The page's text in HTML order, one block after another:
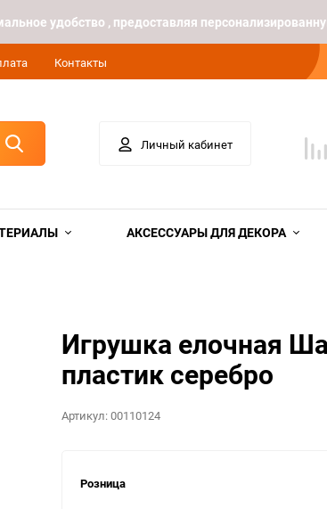
удобство , предоставляя
Контакты
Личный кабинет
АКСЕССУАРЫ ДЛЯ ДЕКОРА
Игрушка елочная
пластик серебро
Артикул:00110124
Розница